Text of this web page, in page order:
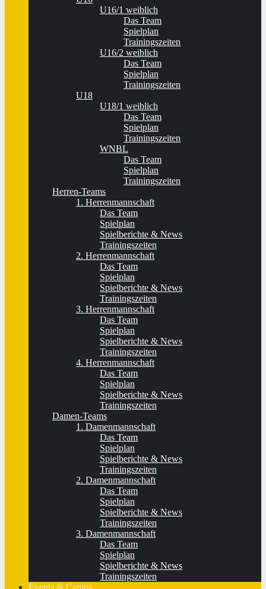
U16/1 weiblich
Das Team
Spielplan
Trainingszeiten
U16/2 weiblich
Das Team
Spielplan
Trainingszeiten
U18
U18/1 weiblich
Das Team
Spielplan
Trainingszeiten
WNBL
Das Team
Spielplan
Trainingszeiten
Herren-Teams
1. Herrenmannschaft
Das Team
Spielplan
Spielberichte & News
Trainingszeiten
2. Herrenmannschaft
Das Team
Spielplan
Spielberichte & News
Trainingszeiten
3. Herrenmannschaft
Das Team
Spielplan
Spielberichte & News
Trainingszeiten
4. Herrenmannschaft
Das Team
Spielplan
Spielberichte & News
Trainingszeiten
Damen-Teams
1. Damenmannschaft
Das Team
Spielplan
Spielberichte & News
Trainingszeiten
2. Damenmannschaft
Das Team
Spielplan
Spielberichte & News
Trainingszeiten
3. Damenmannschaft
Das Team
Spielplan
Spielberichte & News
Trainingszeiten
Events & Camps